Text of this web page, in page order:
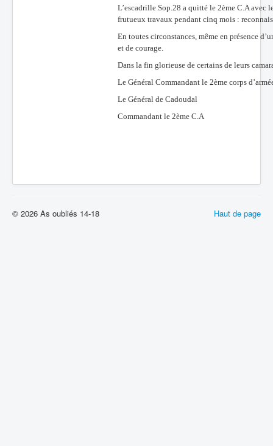
L’escadrille Sop.28 a quitté le 2ème C.A
frutueux travaux pendant cinq mois :
En toutes circonstances, même en présence
et de courage.
Dans la fin glorieuse de certains de leurs
Le Général Commandant le 2ème corps
Le Général de Cadoudal
Commandant le 2ème C.A
Haut de page
© 2026 As oubliés 14-18